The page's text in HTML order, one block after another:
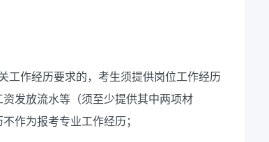
工作经历要求的，考生须提供岗位工作经历
发放流水等（须至少提供其中两项材
作为报考专业工作经历；